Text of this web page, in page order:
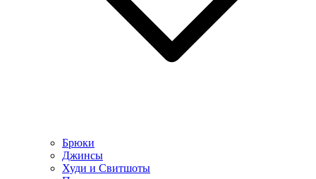
Брюки
Джинсы
Худи и Свитшоты